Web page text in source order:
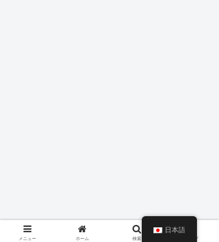
メニュー ホーム 検索 トップ
日本語